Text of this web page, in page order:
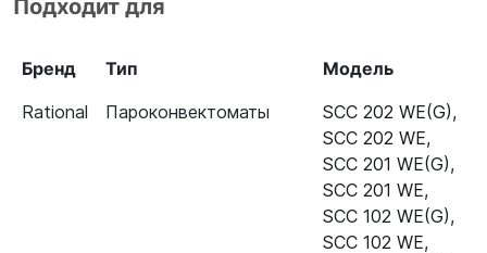
WE 62 5 Senses B628100.01
WE 62G (газ) 5 Senses
B628300.30
87.01.005
87.01.005
Подходит для
Бренд Тип
Модель
Rational
Пароконвектоматы SCC 202 WE(G),
SCC 202 WE,
SCC 201 WE(G),
SCC 201 WE,
SCC 102 WE(G),
SCC 102 WE,